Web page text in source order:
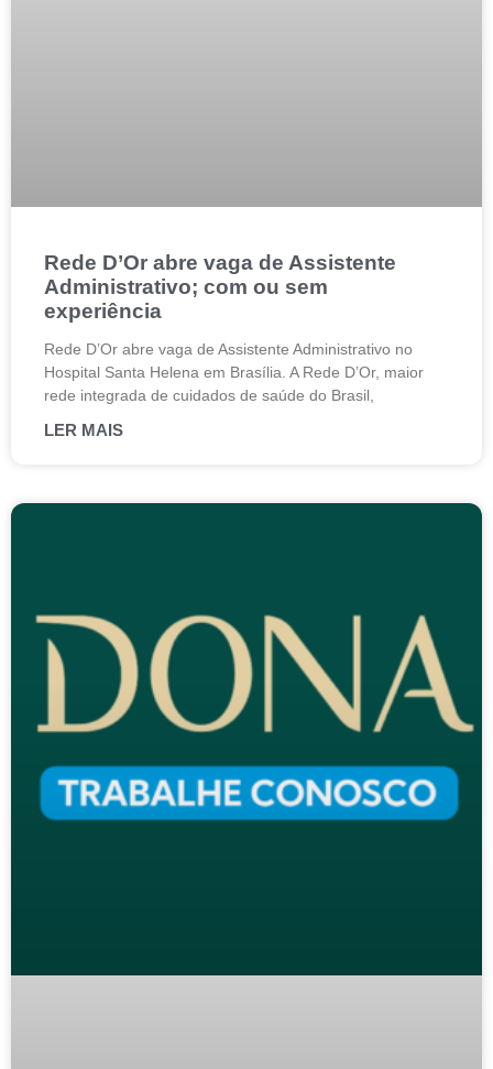
Rede D’Or abre vaga de Assistente
Administrativo; com ou sem
experiência
Rede D’Or abre vaga de Assistente Administrativo no
Hospital Santa Helena em Brasília. A Rede D’Or, maior
rede integrada de cuidados de saúde do Brasil,
LER MAIS